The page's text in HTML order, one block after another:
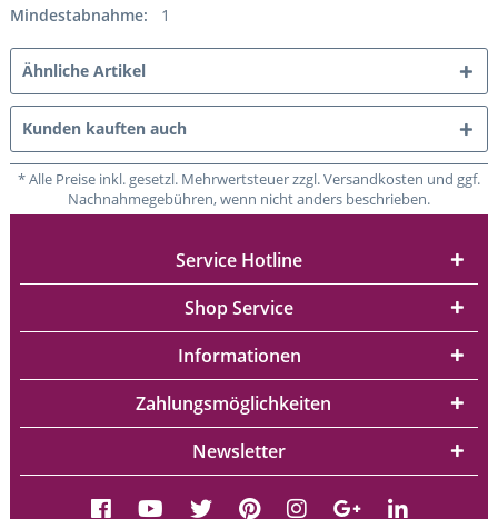
Mindestabnahme:
1
Ähnliche Artikel
Kunden kauften auch
* Alle Preise inkl. gesetzl. Mehrwertsteuer zzgl. Versandkosten und ggf.
Nachnahmegebühren, wenn nicht anders beschrieben.
Service Hotline
Shop Service
Informationen
Zahlungsmöglichkeiten
Newsletter